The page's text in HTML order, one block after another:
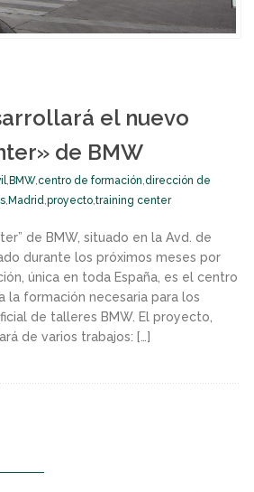
el nuevo
de BMW
, BMW,centro de formación,dirección de
, Madrid,proyecto,training center
de BMW, situado en la Avd. de
durante los próximos meses por
única en toda España, es el centro
la formación necesaria para los
de talleres BMW. El proyecto,
de varios trabajos: […]